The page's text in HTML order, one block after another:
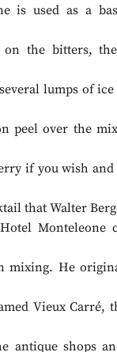
is used as a
on the bitters,
lumps of
peel over the
if you wish
that Walter
Monteleone
mixing. He
Vieux Carré,
antique shops